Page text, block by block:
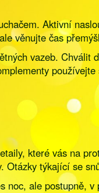
Aktivní
věnujte čas
vazeb.
které vás na
Otázky týkající se
ale postupně,